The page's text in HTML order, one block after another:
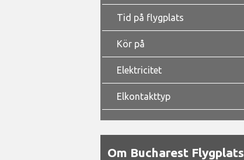
Tid på flygplats
Kör på
Elektricitet
Elkontakttyp
Om Bucharest Flygplats